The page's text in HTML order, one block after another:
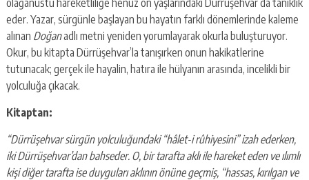
eder. Yazar, sürgünle başlayan bu hayatın farklı dönemlerinde kaleme
alınan Doğanadlı metni yeniden yorumlayarak okurla buluşturuyor.
Okur, bu kitapta Dürrüşehvar’la tanışırken onun hakikatlerine
tutunacak; gerçek ile hayalin, hatıra ile hülyanın arasında, incelikli bir
yolculuğa çıkacak.
Kitaptan:
“Dürrüşehvar sürgün yolculuğundaki “hâlet-i rûhiyesini” izah ederken,
iki Dürrüşehvar’dan bahseder. O, bir tarafta aklı ile hareket eden ve ılımlı
kişi diğer tarafta ise duyguları aklının önüne geçmiş, “hassas, kırılgan ve